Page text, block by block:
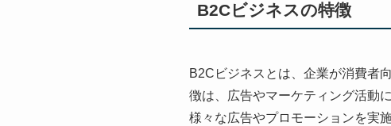
B2Cビジネスの特徴
B2Cビジネスとは、企業が消費者
徴は、広告やマーケティング活動
様々な広告やプロモーションを実